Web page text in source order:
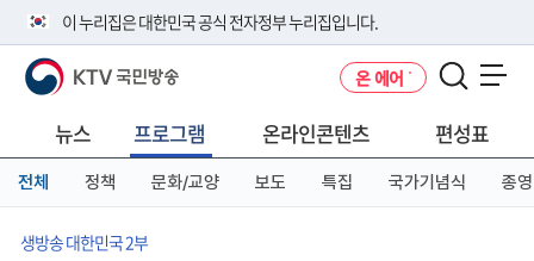
이 누리집은 대한민국 공식 전자정부 누리집입니다.
공식 누리집 주소 확인하기
니다.
이밖에 or.kr 또는 .kr등 다른 도메인 주소를 사용하고 있다면 아래 URL에
서 도메인 주소를 확인해 보세요
KTV 국민방송 온 에어
뉴스 프로그램 온라인콘텐츠 편성표
전체 정책 문화/교양 보도 특집 국가기념식 종영
생방송 대한민국 2부